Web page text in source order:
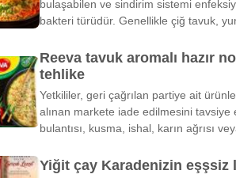
bulaşabilen ve sindirim sistemi
bakteri türüdür. Genellikle çiğ tavuk,
Reeva tavuk aromalı hazır
tehlike
Yetkililer, geri çağrılan partiye ait
alınan markete iade edilmesini
bulantısı, kusma, ishal, karın ağrısı
Yiğit çay Karadenizin eşşsiz